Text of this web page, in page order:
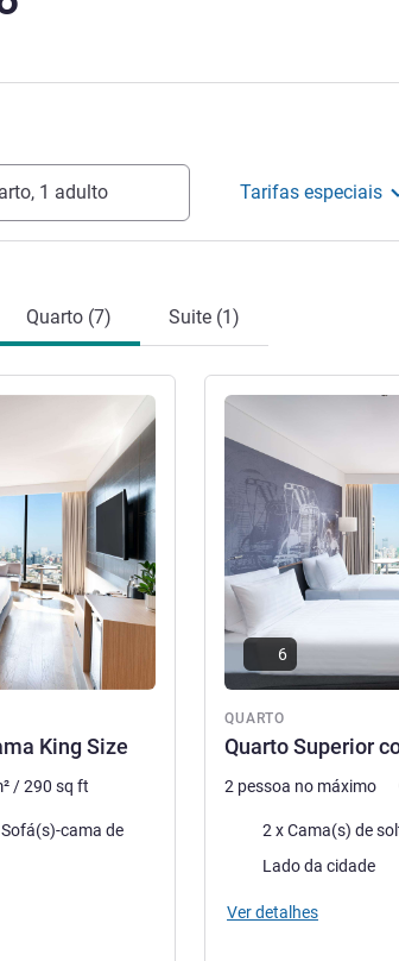
1 adulto Tarifas especiais
Quarto (7) Suite (1)
King Size
/290 sq ft
QUARTO
Quarto Superior
Ver detalhes
6
2 pessoa no máximo
Cama2 x Cama(s) de
Vistas:Lado da cidade
Ver detalhes